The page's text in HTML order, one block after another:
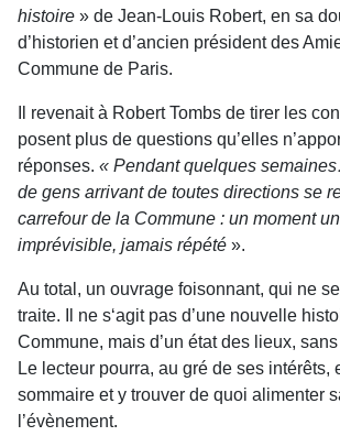
histoire » de Jean-Louis Robert, en sa
d’historien et d’ancien président des
Commune de Paris.
Il revenait à Robert Tombs de tirer les
posent plus de questions qu’elles
réponses. « Pendant quelques
de gens arrivant de toutes directions se
carrefour de la Commune : un moment
imprévisible, jamais répété ».
Au total, un ouvrage foisonnant, qui ne
traite. Il ne s‘agit pas d’une nouvelle
Commune, mais d’un état des lieux,
Le lecteur pourra, au gré de ses intérêts,
sommaire et y trouver de quoi alimenter
l’évènement.